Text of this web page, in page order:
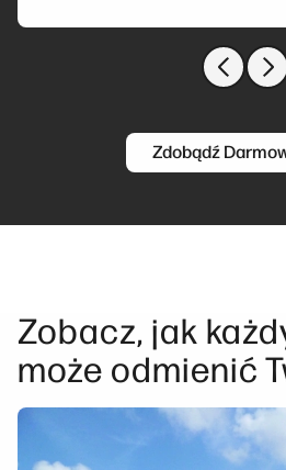
Previous
Zdobądź
Zobacz, jak
może odmienić